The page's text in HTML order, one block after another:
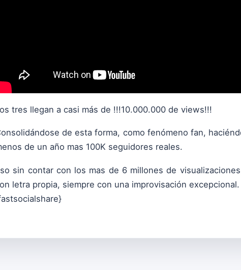
tres llegan a casi más de !!!10.000.000 de views!!!
de esta forma, como fenómeno fan,
de un año mas 100K seguidores reales.
sin contar con los mas de 6 millones de
letra propia, siempre con una improvisación excepcional.